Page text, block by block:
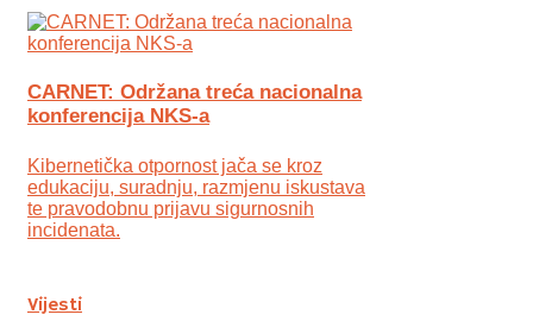
CARNET: Održana treća nacionalna
konferencija NKS-a
Kibernetička otpornost jača se kroz
edukaciju, suradnju, razmjenu iskustava
te pravodobnu prijavu sigurnosnih
incidenata.
Vijesti